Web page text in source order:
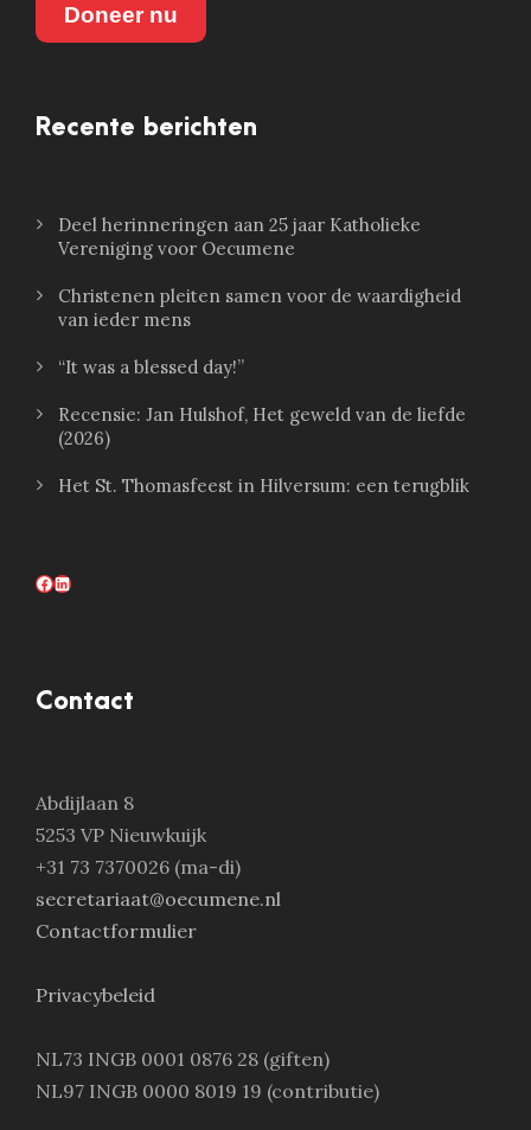
Doneer nu
Recente berichten
Deel herinneringen aan 25 jaar Katholieke
Vereniging voor Oecumene
Christenen pleiten samen voor de waardigheid
van ieder mens
“It was a blessed day!”
Recensie: Jan Hulshof, Het geweld van de liefde
(2026)
Het St. Thomasfeest in Hilversum: een terugblik
Facebook LinkedIn
Contact
Abdijlaan 8
5253 VP Nieuwkuijk
+31 73 7370026 (ma-di)
secretariaat@oecumene.nl
Contactformulier
Privacybeleid
NL73 INGB 0001 0876 28 (giften)
NL97 INGB 0000 8019 19 (contributie)